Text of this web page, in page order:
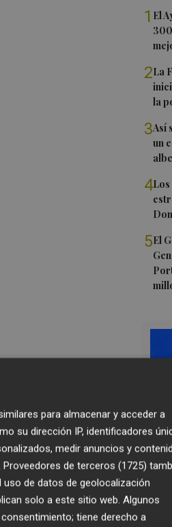
1 El
2La
la
3Así
un
4
5El
para almacenar y acceder a
su dirección IP, identificadores
medir anuncios y
Proveedores de terceros (1725)
de datos de geolocalización
solo a este sitio web. Algunos
tiene derecho a